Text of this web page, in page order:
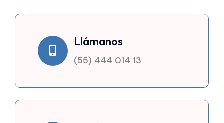
Llámanos
(55) 444 014 13